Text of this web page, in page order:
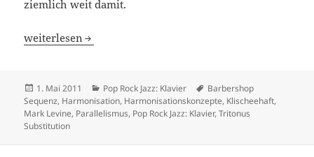
ziemlich weit damit.
POP/ROCK/JAZZ – HARMONISATIONSKONZEPTE
weiterlesen
Veröffentlicht
am
1. Mai 2011 Kategorien
Pop Rock Jazz: Klavier Schlagwörter
Barbershop
Sequenz, Harmonisation, Harmonisationskonzepte, Klischeehaft,
Mark Levine, Parallelismus, Pop Rock Jazz: Klavier,Tritonus
Substitution